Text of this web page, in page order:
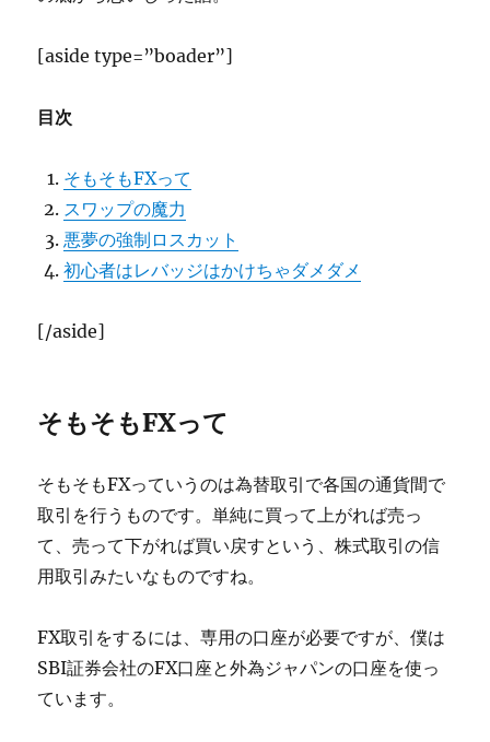
[aside type=”boader”]
目次
そもそもFXって
スワップの魔力
悪夢の強制ロスカット
初心者はレバッジはかけちゃダメダメ
[/aside]
そもそもFXって
そもそもFXっていうのは為替取引で各国の通貨間で
取引を行うものです。単純に買って上がれば売っ
て、売って下がれば買い戻すという、株式取引の信
用取引みたいなものですね。
FX取引をするには、専用の口座が必要ですが、僕は
SBI証券会社のFX口座と外為ジャパンの口座を使っ
ています。